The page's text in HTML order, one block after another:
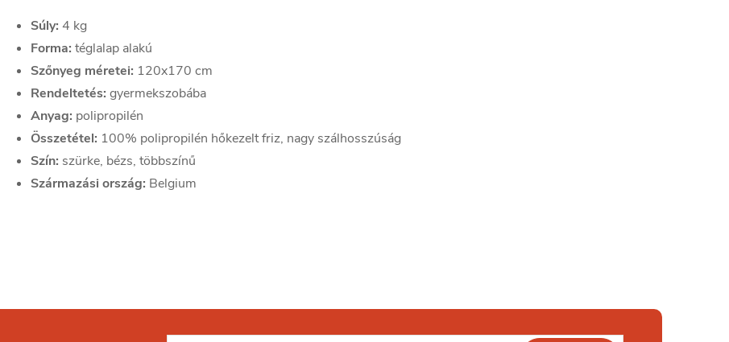
Súly: 4 kg
Forma: téglalap alakú
Szőnyeg méretei: 120x170 cm
Rendeltetés: gyermekszobába
Anyag: polipropilén
Összetétel: 100% polipropilén hőkezelt friz, nagy szálhosszúság
Szín: szürke, bézs, többszínű
Származási ország: Belgium